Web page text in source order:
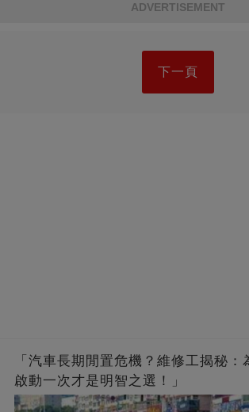
ADVERTISEMENT
下一頁
「汽車長期閒置危機？維修工揭秘：
啟動一次才是明智之選！」